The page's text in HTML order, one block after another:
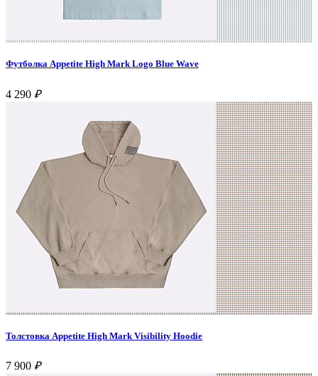
Футболка Appetite High Mark Logo Blue Wave
4 290 ₽
Толстовка Appetite High Mark Visibility Hoodie
7 900 ₽